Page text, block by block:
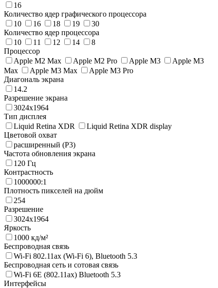
16
Количество ядер графического процессора
10
16 18 19
30
Количество ядер процессора
10
11 12 14
8
Процессор
Apple M2 Max
Apple M2 Pro Apple M3
Apple M3
Max
Apple M3 Max
Apple M3 Pro
Диагональ экрана
14.2
Разрешение экрана
3024х1964
Тип дисплея
Liquid Retina XDR
Liquid Retina XDR display
Цветовой охват
расширенный (P3)
Частота обновления экрана
120 Гц
Контрастность
1000000:1
Плотность пикселей на дюйм
254
Разрешение
3024x1964
Яркость
1000 кд/м²
Беспроводная связь
Wi-Fi 802.11ax (Wi-Fi 6), Bluetooth 5.3
Беспроводная сеть и сотовая связь
Wi-Fi 6E (802.11ax) Bluetooth 5.3
Интерфейсы